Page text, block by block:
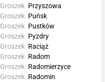
Groszek Przyszowa
Groszek Puńsk
Groszek Pustków
Groszek Pyzdry
Groszek Raciąż
Groszek Radom
Groszek Radomierzyce
Groszek Radomin